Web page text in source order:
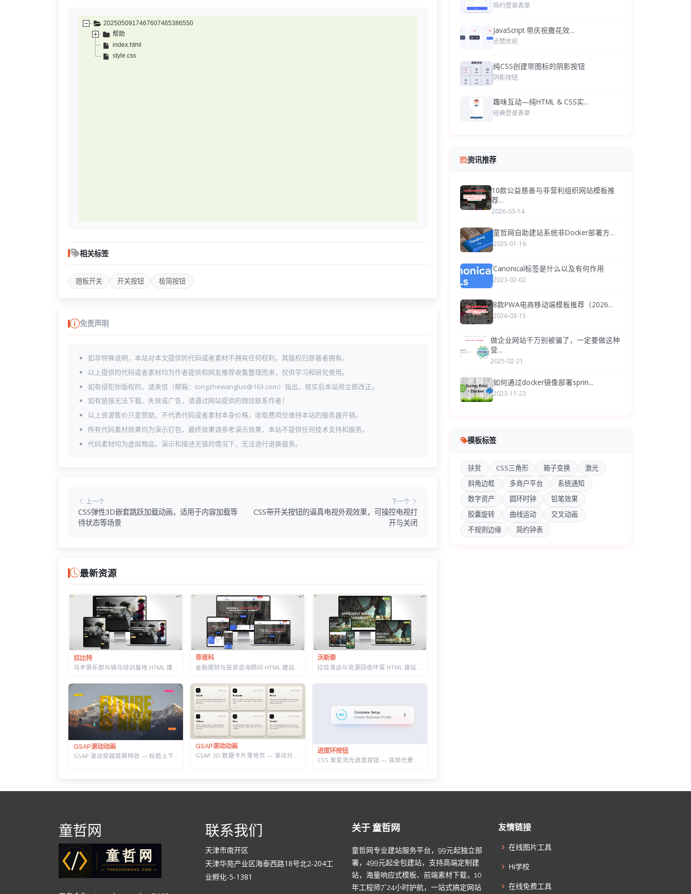
2025050917467607465386550
帮助
index.html
style.css
相关标签
翘板开关 开关按钮 极简按钮
免责声明
如非特殊说明，本站对本文提供的代码或者素材不拥有任何权利，其版权归原著者拥有。
以上提供的代码或者素材均为作者提供和网友推荐收集整理而来，仅供学习和研究使用。
如有侵犯你版权的，请来信（邮箱：tongzhewangluo@163.com）指出，核实后本站将立即改正。
如有链接无法下载、失效或广告，请通过网站提供的微信联系作者！
以上资源售价只是赞助，不代表代码或者素材本身价格，收取费用仅维持本站的服务器开销。
所有代码素材效果均为演示打包，最终效果请参考演示效果，本站不提供任何技术支持和服务。
代码素材均为虚拟物品，演示和描述无错的情况下，无法进行退换服务。
上一个
CSS弹性3D嵌套跳跃加载动画，适用于内容加载等
待状态等场景
下一个
CSS带开关按钮的逼真电视外观效果，可操控电视打
开与关闭
最新资源
拉比特
菲恩科
沃斯泰
GSAP滚动动画
GSAP 滚动穿越首屏特效 — 标题上下分离，背景图迎面推近的 Y2K 风格
GSAP滚动动画
进度环按钮
CSS 渐变流光进度按钮 — 底部光晕描边，悬停自动涨进度
简约登录表单
JavaScript 带庆祝撒花效...
点赞庆祝
纯CSS创建带图标的阴影按钮
阴影按钮
趣味互动—纯HTML & CSS实...
经典登录表单
资讯推荐
10款公益慈善与非营利组织网站模板推
荐...
2026-03-14
童哲网自助建站系统非Docker部署方...
2025-01-16
Canonical标签是什么以及有何作用
2023-02-02
8款PWA电商移动端模板推荐（2026...
2026-03-15
做企业网站千万别被骗了，一定要做这种
营...
2025-02-21
如何通过docker镜像部署sprin...
2023-11-23
模板标签
扶贫 CSS三角形 箱子变换
激光
斜角边框
多商户平台
系统通知
数字资产
圆环时钟
铅笔效果
胶囊旋转
曲线运动
交叉动画
不规则边缘
简约钟表
童哲网 联系我们
天津市南开区
天津华苑产业区海泰西路18号北2-204工
业孵化-5-1381
关于 童哲网
童哲网专业建站服务平台，99元起独立部
署，499元起全包建站，支持高端定制建
站，海量响应式模板、前端素材下载，10
年工程师7*24小时护航，一站式搞定网站
友情链接
在线图片工具
Hi学校
在线免费工具